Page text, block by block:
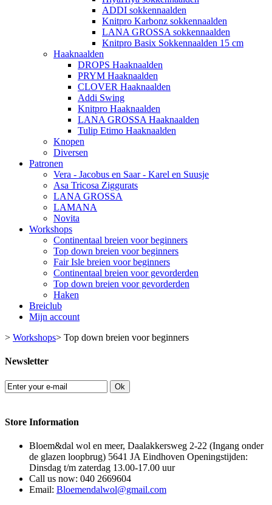
ADDI sokkennaalden
Knitpro Karbonz sokkennaalden
LANA GROSSA sokkennaalden
Knitpro Basix Sokkennaalden 15 cm
Haaknaalden
DROPS Haaknaalden
PRYM Haaknaalden
CLOVER Haaknaalden
Addi Swing
Knitpro Haaknaalden
LANA GROSSA Haaknaalden
Tulip Etimo Haaknaalden
Knopen
Diversen
Patronen
Vera - Jacobus en Saar - Karel en Suusje
Asa Tricosa Ziggurats
LANA GROSSA
LAMANA
Novita
Workshops
Continentaal breien voor beginners
Top down breien voor beginners
Fair Isle breien voor beginners
Continentaal breien voor gevorderden
Top down breien voor gevorderden
Haken
Breiclub
Mijn account
> Workshops> Top down breien voor beginners
Newsletter
Ok
Store Information
Bloem&dal wol en meer, Daalakkersweg 2-22 (Ingang onder
de glazen loopbrug) 5641 JA Eindhoven Openingstijden:
Dinsdag t/m zaterdag 13.00-17.00 uur
Call us now: 040 2669604
Email: Bloemendalwol@gmail.com